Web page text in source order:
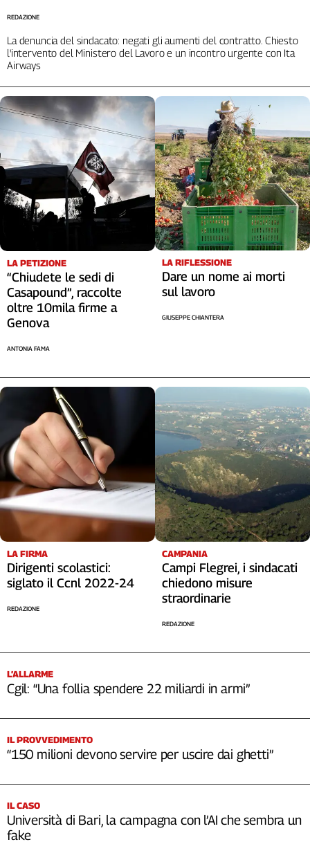
La denuncia del sindacato: negati gli aumenti del contratto. Chiesto
l'intervento del Ministero del Lavoro e un incontro urgente con Ita
Airways
REDAZIONE
LA PETIZIONE
“Chiudete le sedi di
Casapound”, raccolte
oltre 10mila firme a
Genova
ANTONIA FAMA
LA RIFLESSIONE
Dare un nome ai morti
sul lavoro
GIUSEPPE CHIANTERA
LA FIRMA
Dirigenti scolastici:
siglato il Ccnl 2022-24
REDAZIONE
CAMPANIA
Campi Flegrei, i sindacati
chiedono misure
straordinarie
REDAZIONE
L’ALLARME
Cgil: “Una follia spendere 22 miliardi in armi”
IL PROVVEDIMENTO
“150 milioni devono servire per uscire dai ghetti”
IL CASO
Università di Bari, la campagna con l’AI che sembra un
fake